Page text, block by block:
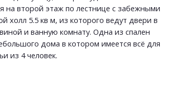
на второй этаж по лестнице с забежными
холл 5.5 кв м, из которого ведут двери в
и ванную комнату. Одна из спален
дома в котором имеется всё для
из 4 человек.